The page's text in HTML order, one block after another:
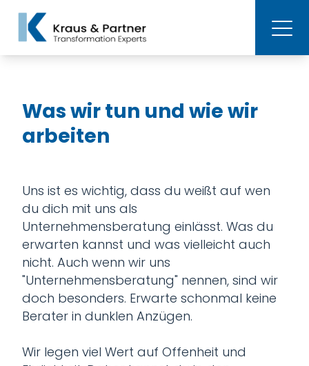
Was wir tun und wie wir
arbeiten
Uns ist es wichtig, dass du weißt auf wen
du dich mit uns als
Unternehmensberatung einlässt. Was du
erwarten kannst und was vielleicht auch
nicht. Auch wenn wir uns
"Unternehmensberatung" nennen, sind wir
doch besonders. Erwarte schonmal keine
Berater in dunklen Anzügen.
Wir legen viel Wert auf Offenheit und